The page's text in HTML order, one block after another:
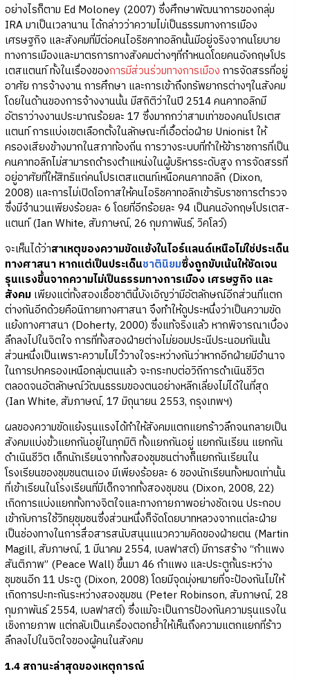
อย่างไรก็ตาม Ed Moloney (2007) ซึ่งศึกษาพัฒนาการของกลุ่ม
IRA มาเป็นเวลานาน ได้กล่าวว่าความไม่เป็นธรรมทางการเมือง
เศรษฐกิจ และสังคมที่มีต่อคนไอริชคาทอลิกนั้นมีอยู่จริงจากนโยบาย
ทางการเมืองและมาตรการทางสังคมต่างๆที่กำหนดโดยคนอังกฤษโปร
เตสแตนท์ ทั้งในเรื่องของการมีส่วนร่วมทางการเมือง การจัดสรรที่อยู่
อาศัย การจ้างงาน การศึกษา และการเข้าถึงทรัพยากรต่างๆในสังคม
โดยในด้านของการจ้างงานนั้น มีสถิติว่าในปี 2514 คนคาทอลิกมี
อัตราว่างงานประมาณร้อยละ 17 ซึ่งมากกว่าสามเท่าของคนโปรเตส
แตนท์ การแบ่งเขตเลือกตั้งในลักษณะที่เอื้อต่อฝ่าย Unionist ให้
ครองเสียงข้างมากในสภาท้องถิ่น การวางระบบที่ทำให้ข้าราชการที่เป็น
คนคาทอลิกไม่สามารถดำรงตำแหน่งในผู้บริหารระดับสูง การจัดสรรที่
อยู่อาศัยที่ให้สิทธิแก่คนโปรเตสแตนท์เหนือคนคาทอลิก (Dixon,
2008) และการไม่เปิดโอกาสให้คนไอริชคาทอลิกเข้ารับราชการตำรวจ
ซึ่งมีจำนวนเพียงร้อยละ 6 โดยที่อีกร้อยละ 94 เป็นคนอังกฤษโปรเตส-
แตนท์ (Ian White, สัมภาษณ์, 26 กุมภาพันธ์, วิคโลว์)
จะเห็นได้ว่าสาเหตุของความขัดแย้งในไอร์แลนด์เหนือไม่ใช่ประเด็น
ทางศาสนา หากแต่เป็นประเด็นชาตินิยมซึ่งถูกขับเน้นให้ชัดเจน
รุนแรงขึ้นจากความไม่เป็นธรรมทางการเมือง เศรษฐกิจ และ
สังคมเพียงแต่ทั้งสองเชื้อชาตินี้บังเอิญว่ามีอัตลักษณ์อีกส่วนที่แตก
ต่างกันอีกด้วยคือนิกายทางศาสนา จึงทำให้ดูประหนึ่งว่าเป็นความขัด
แย้งทางศาสนา (Doherty, 2000) ซึ่งแท้จริงแล้ว หากพิจารณาเบื้อง
ลึกลงไปในจิตใจ การที่ทั้งสองฝ่ายต่างไม่ยอมประนีประนอมกันนั้น
ส่วนหนึ่งเป็นเพราะความไม่ไว้วางใจระหว่างกันว่าหากอีกฝ่ายมีอำนาจ
ในการปกครองเหนือกลุ่มตนแล้ว จะกระทบต่อวิถีการดำเนินชีวิต
ตลอดจนอัตลักษณ์วัฒนธรรมของตนอย่างหลีกเลี่ยงไม่ได้ในที่สุด
(Ian White, สัมภาษณ์, 17 มิถุนายน 2553, กรุงเทพฯ)
ผลของความขัดแย้งรุนแรงได้ทำให้สังคมแตกแยกร้าวลึกจนกลายเป็น
สังคมแบ่งขั้วแยกกันอยู่ในทุกมิติ ทั้งแยกกันอยู่ แยกกันเรียน แยกกัน
ดำเนินชีวิต เด็กนักเรียนจากทั้งสองชุมชนต่างก็แยกกันเรียนใน
โรงเรียนของชุมชนตนเอง มีเพียงร้อยละ 6 ของนักเรียนทั้งหมดเท่านั้น
ที่เข้าเรียนในโรงเรียนที่มีเด็กจากทั้งสองชุมชน (Dixon, 2008, 22)
เกิดการแบ่งแยกทั้งทางจิตใจและทางกายภาพอย่างชัดเจน ประกอบ
เข้ากับการใช้วิทยุชุมชนซึ่งส่วนหนึ่งก็จัดโดยบาทหลวงจากแต่ละฝ่าย
เป็นช่องทางในการสื่อสารสนับสนุนแนวความคิดของฝ่ายตน (Martin
Magill, สัมภาษณ์, 1 มีนาคม 2554, เบลฟาสต์) มีการสร้าง “กำแพง
สันติภาพ” (Peace Wall) ขึ้นมา 46 กำแพง และประตูกั้นระหว่าง
ชุมชนอีก 11 ประตู (Dixon, 2008) โดยมีจุดมุ่งหมายที่จะป้องกันไม่ให้
เกิดการปะทะกันระหว่างสองชุมชน (Peter Robinson, สัมภาษณ์, 28
กุมภาพันธ์ 2554, เบลฟาสต์) ซึ่งแม้จะเป็นการป้องกันความรุนแรงใน
เชิงกายภาพ แต่กลับเป็นเครื่องตอกย้ำให้เห็นถึงความแตกแยกที่ร้าว
ลึกลงไปในจิตใจของผู้คนในสังคม
1.4 สถานะล่าสุดของเหตุการณ์